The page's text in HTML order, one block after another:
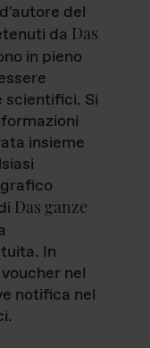
del
da Das
in pieno
scientifici. Si
insieme
Das ganze
In
nel
notifica nel